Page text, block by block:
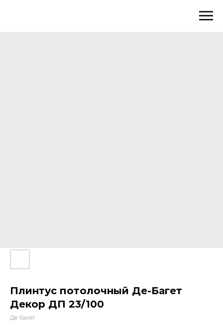
Плинтус потолочный Де-Багет
Декор ДП 23/100
Де-Багет